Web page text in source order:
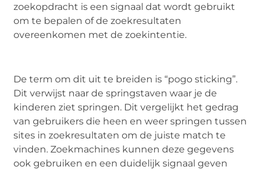
zoekopdracht is een signaal dat wordt gebruikt
om te bepalen of de zoekresultaten
overeenkomen met de zoekintentie.
De term om dit uit te breiden is “pogo sticking”.
Dit verwijst naar de springstaven waar je de
kinderen ziet springen. Dit vergelijkt het gedrag
van gebruikers die heen en weer springen tussen
sites in zoekresultaten om de juiste match te
vinden. Zoekmachines kunnen deze gegevens
ook gebruiken en een duidelijk signaal geven